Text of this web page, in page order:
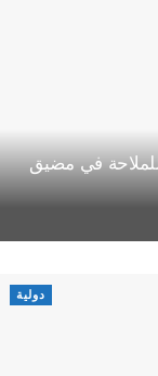
للملاحة في مضيق
دولية